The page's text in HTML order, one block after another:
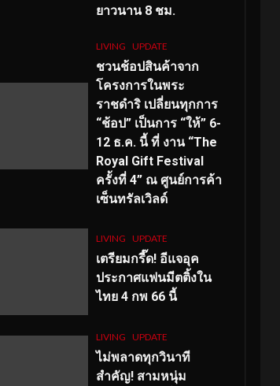
ยาวนาน 8 ชม.
LIVING UPDATE
ชวนช้อปสินค้าจาก
โครงการในพระ
ราชดำริ เปลี่ยนทุกการ
“ช้อป” เป็นการ “ให้” 6-
12 ธ.ค. นี้ ที่ งาน “The
Royal Gift Festival
ครั้งที่ 4” ณ ศูนย์การค้า
เซ็นทรัลเวิลด์
LIVING UPDATE
เตรียมกรี๊ด! อีแจอุค
ประกาศแฟนมีตติ้งใน
ไทย 4 กพ 66 นี้
LIVING UPDATE
ไม่พลาดทุกวินาที
สำคัญ! สามหนุ่ม